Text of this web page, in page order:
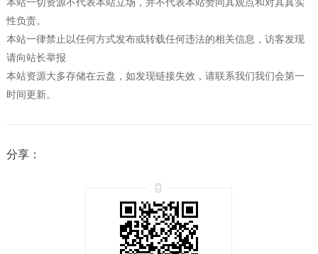
性负责。
本站一律禁止以任何方式发布或转载任何违法的相关信息，访客发现
请向站长举报
本站资源大多存储在云盘，如发现链接失效，请联系我们我们会第一
时间更新。
分享：